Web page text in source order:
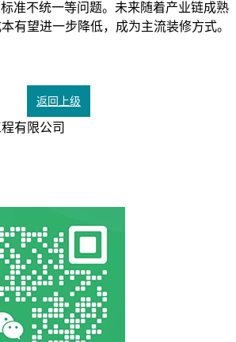
准不统一等问题。未来随着产业链成熟
有望进一步降低，成为主流装修方式。
返回上级
有限公司